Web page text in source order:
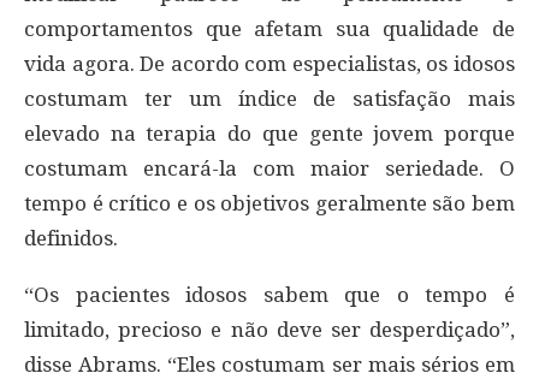
comportamentos que afetam sua qualidade de
vida agora. De acordo com especialistas, os idosos
costumam ter um índice de satisfação mais
elevado na terapia do que gente jovem porque
costumam encará-la com maior seriedade. O
tempo é crítico e os objetivos geralmente são bem
definidos.
“Os pacientes idosos sabem que o tempo é
limitado, precioso e não deve ser desperdiçado”,
disse Abrams. “Eles costumam ser mais sérios em